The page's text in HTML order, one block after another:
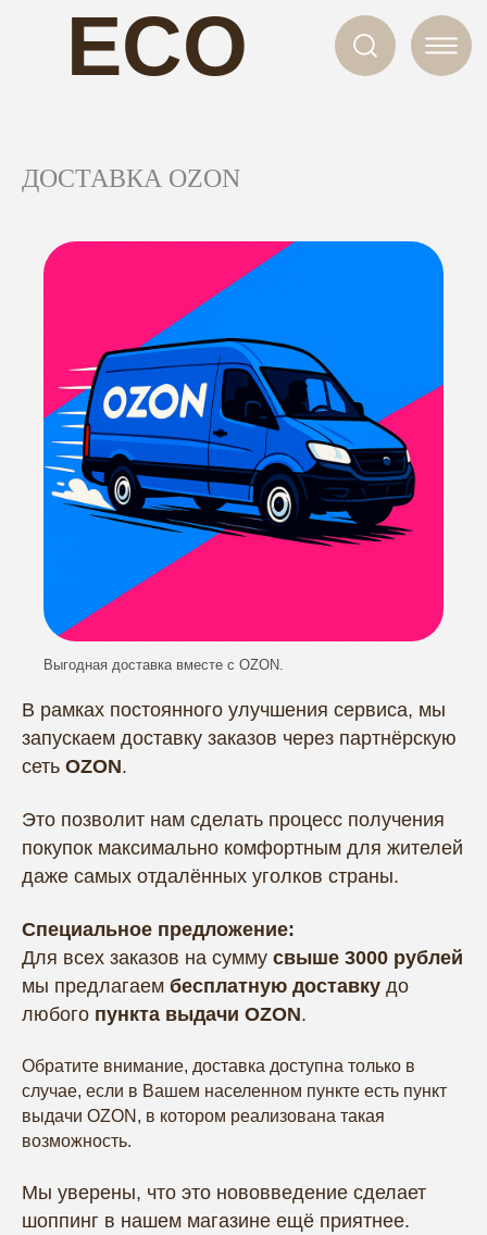
ECO
ДОСТАВКА OZON
Выгодная доставка вместе с OZON.
В рамках постоянного улучшения сервиса, мы
запускаем доставку заказов через партнёрскую
сеть OZON.
Это позволит нам сделать процесс получения
покупок максимально комфортным для жителей
даже самых отдалённых уголков страны.
Специальное предложение:
Для всех заказов на сумму свыше 3000 рублей
мы предлагаем бесплатную доставку до
любого пункта выдачи OZON.
Обратите внимание, доставка доступна только в
случае, если в Вашем населенном пункте есть пункт
выдачи OZON, в котором реализована такая
возможность.
Мы уверены, что это нововведение сделает
шоппинг в нашем магазине ещё приятнее.
БРЕНДЫ
ГЛАВНАЯ